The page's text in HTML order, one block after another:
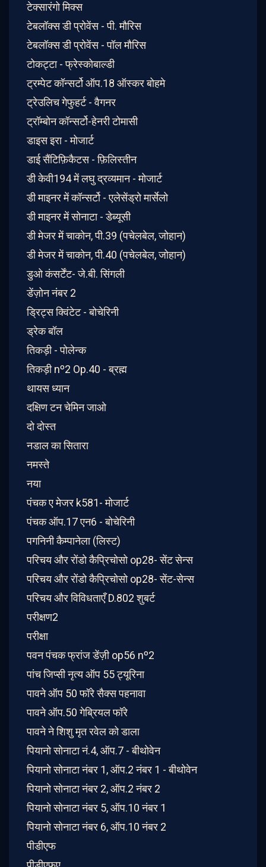
टेक्सारंगो मिक्स
टेबलॉक्स डी प्रोवेंस - पी. मौरिस
टेबलॉक्स डी प्रोवेंस - पॉल मौरिस
टोकट्टा - फ्रेस्कोबाल्डी
ट्रम्पेट कॉन्सर्टो ऑप.18 ऑस्कर बोहमे
ट्रेउलिच गेफुहर्ट - वैगनर
ट्रॉम्बोन कॉन्सर्टो-हेनरी टोमासी
डाइस इरा - मोजार्ट
डाई सैंटिफ़िकैटस - फ़िलिस्तीन
डी केवी194 में लघु द्रव्यमान - मोजार्ट
डी माइनर में कॉन्सर्टो - एलेसेंड्रो मार्सेलो
डी माइनर में सोनाटा - डेब्यूसी
डी मेजर में चाकोन, पी.39 (पचेलबेल, जोहान)
डी मेजर में चाकोन, पी.40 (पचेलबेल, जोहान)
डुओ कंसर्टेंट- जे.बी. सिंगली
डेंज़ोन नंबर 2
ड्रिट्स क्विंटेट - बोचेरिनी
ड्रेक बॉल
तिकड़ी - पोलेन्क
तिकड़ी nº2 Op.40 - ब्रह्म
थायस ध्यान
दक्षिण टन चेमिन जाओ
दो दोस्त
नडाल का सितारा
नमस्ते
नया
पंचक ए मेजर k581- मोजार्ट
पंचक ऑप.17 एन6 - बोचेरिनी
पगनिनी कैम्पानेला (लिस्ट)
परिचय और रोंडो कैप्रिचोसो op28- सेंट सेन्स
परिचय और रोंडो कैप्रिचोसो op28- सेंट-सेन्स
परिचय और विविधताएँ D.802 शुबर्ट
परीक्षण2
परीक्षा
पवन पंचक फ्रांज डेंज़ी op56 nº2
पांच जिप्सी नृत्य ऑप 55 ट्यूरिना
पावने ऑप 50 फॉरे सैक्स पहनावा
पावने ऑप.50 गेब्रियल फॉरे
पावने ने शिशु मृत रवेल को डाला
पियानो सोनाटा नं.4, ऑप.7 - बीथोवेन
पियानो सोनाटा नंबर 1, ऑप.2 नंबर 1 - बीथोवेन
पियानो सोनाटा नंबर 2, ऑप.2 नंबर 2
पियानो सोनाटा नंबर 5, ऑप.10 नंबर 1
पियानो सोनाटा नंबर 6, ऑप.10 नंबर 2
पीडीएफ